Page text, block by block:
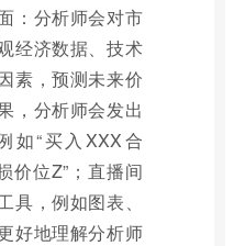
：分析师会对市
经济数据、技术
素，预测未来价
，分析师会发出
如“买入XXX合
价位Z”；直播间
具，例如图表、
好地理解分析师